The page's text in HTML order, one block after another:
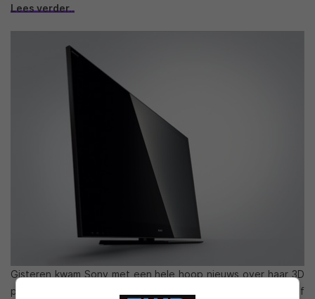
Lees verder..
Gisteren kwam Sony met een hele hoop nieuws over haar 3D
producten van dit jaar, maar veel daarvan was al in meer of